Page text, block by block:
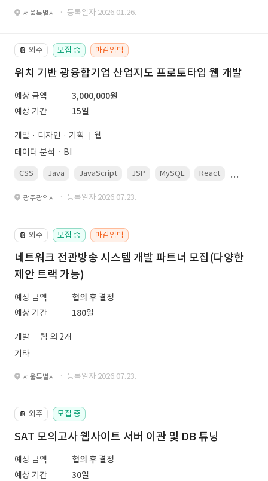
서울특별시 · 등록일자 2026.01.26.
📔 외주 모집 중 마감임박
위치 기반 광융합기업 산업지도 프로토타입 웹 개발
예상 금액
3,000,000원
예상 기간
15일
개발 · 디자인 · 기획
웹
데이터 분석ㆍBI
CSS Java JavaScript JSP MySQL React
광주광역시 · 등록일자 2026.07.23.
📔 외주 모집 중 마감임박
네트워크 전관방송 시스템 개발 파트너 모집(다양한
제안 트랙 가능)
예상 금액
협의 후 결정
예상 기간
180일
개발
웹 외 2개
기타
서울특별시 · 등록일자 2026.07.23.
📔 외주 모집 중
SAT 모의고사 웹사이트 서버 이관 및 DB 튜닝
예상 금액
협의 후 결정
예상 기간
30일